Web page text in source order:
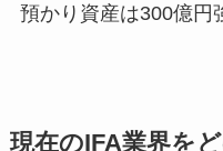
預かり資産は300億円
現在のIFA業界を